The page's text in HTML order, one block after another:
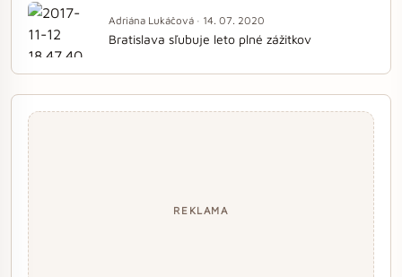
Adriána Lukáčová · 14. 07. 2020
Bratislava sľubuje leto plné zážitkov
REKLAMA